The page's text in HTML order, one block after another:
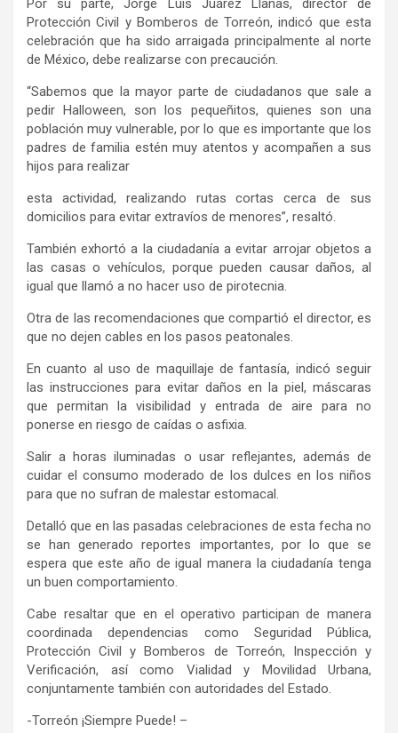
Por su parte, Jorge Luis Juárez Llanas, director de
Protección Civil y Bomberos de Torreón, indicó que esta
celebración que ha sido arraigada principalmente al norte
de México, debe realizarse con precaución.
“Sabemos que la mayor parte de ciudadanos que sale a
pedir Halloween, son los pequeñitos, quienes son una
población muy vulnerable, por lo que es importante que los
padres de familia estén muy atentos y acompañen a sus
hijos para realizar
esta actividad, realizando rutas cortas cerca de sus
domicilios para evitar extravíos de menores”, resaltó.
También exhortó a la ciudadanía a evitar arrojar objetos a
las casas o vehículos, porque pueden causar daños, al
igual que llamó a no hacer uso de pirotecnia.
Otra de las recomendaciones que compartió el director, es
que no dejen cables en los pasos peatonales.
En cuanto al uso de maquillaje de fantasía, indicó seguir
las instrucciones para evitar daños en la piel, máscaras
que permitan la visibilidad y entrada de aire para no
ponerse en riesgo de caídas o asfixia.
Salir a horas iluminadas o usar reflejantes, además de
cuidar el consumo moderado de los dulces en los niños
para que no sufran de malestar estomacal.
Detalló que en las pasadas celebraciones de esta fecha no
se han generado reportes importantes, por lo que se
espera que este año de igual manera la ciudadanía tenga
un buen comportamiento.
Cabe resaltar que en el operativo participan de manera
coordinada dependencias como Seguridad Pública,
Protección Civil y Bomberos de Torreón, Inspección y
Verificación, así como Vialidad y Movilidad Urbana,
conjuntamente también con autoridades del Estado.
-Torreón ¡Siempre Puede! –